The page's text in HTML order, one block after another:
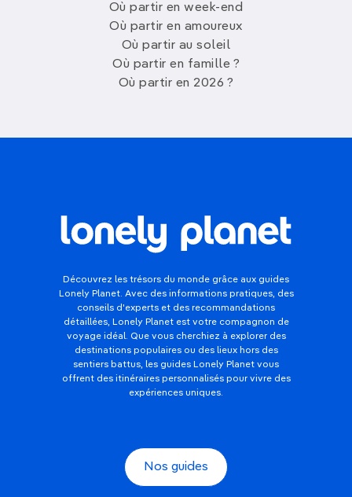
Où partir en week-end
Où partir en amoureux
Où partir au soleil
Où partir en famille ?
Où partir en 2026 ?
Découvrez les trésors du monde grâce aux guides
Lonely Planet. Avec des informations pratiques, des
conseils d'experts et des recommandations
détaillées, Lonely Planet est votre compagnon de
voyage idéal. Que vous cherchiez à explorer des
destinations populaires ou des lieux hors des
sentiers battus, les guides Lonely Planet vous
offrent des itinéraires personnalisés pour vivre des
expériences uniques.
Nos guides